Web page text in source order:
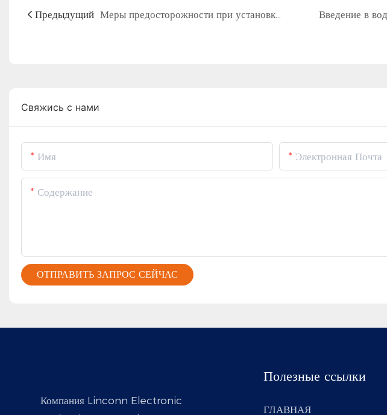
Предыдущий Меры предосторожности при установке и техническом обслуживании разъемов M12
Свяжись с нами
Имя Электронная Почта
Содержание
ОТПРАВИТЬ ЗАПРОС СЕЙЧАС
Компания Linconn Electronic
Полезные ссылки
ГЛАВНАЯ